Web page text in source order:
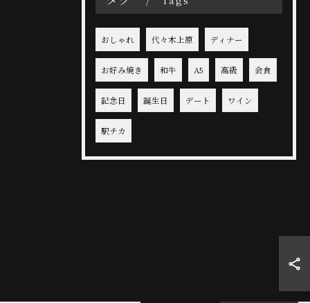
おしゃれ 代々木上原 ディナー
お好み焼き 和牛 A5 高級 会食
記念日 誕生日 デート ワイン
駅チカ